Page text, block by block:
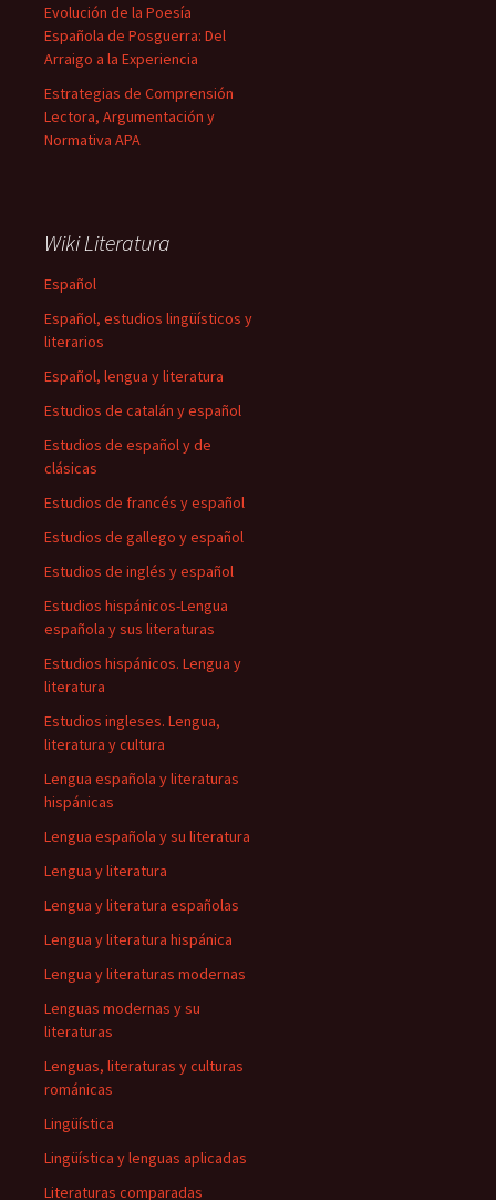
Evolución de la Poesía
Española de Posguerra: Del
Arraigo a la Experiencia
Estrategias de Comprensión
Lectora, Argumentación y
Normativa APA
Wiki Literatura
Español
Español, estudios lingüísticos y
literarios
Español, lengua y literatura
Estudios de catalán y español
Estudios de español y de
clásicas
Estudios de francés y español
Estudios de gallego y español
Estudios de inglés y español
Estudios hispánicos-Lengua
española y sus literaturas
Estudios hispánicos. Lengua y
literatura
Estudios ingleses. Lengua,
literatura y cultura
Lengua española y literaturas
hispánicas
Lengua española y su literatura
Lengua y literatura
Lengua y literatura españolas
Lengua y literatura hispánica
Lengua y literaturas modernas
Lenguas modernas y su
literaturas
Lenguas, literaturas y culturas
románicas
Lingüística
Lingüística y lenguas aplicadas
Literaturas comparadas